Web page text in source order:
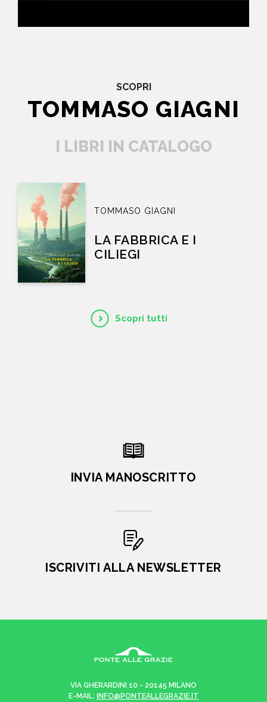
SCOPRI
TOMMASO GIAGNI
I LIBRI IN CATALOGO
Scopri tutti
TOMMASO GIAGNI
LA FABBRICA E I
CILIEGI
INVIA MANOSCRITTO
ISCRIVITI ALLA NEWSLETTER
VIA GHERARDINI 10 - 20145 MILANO
E-MAIL:
INFO@PONTEALLEGRAZIE.IT